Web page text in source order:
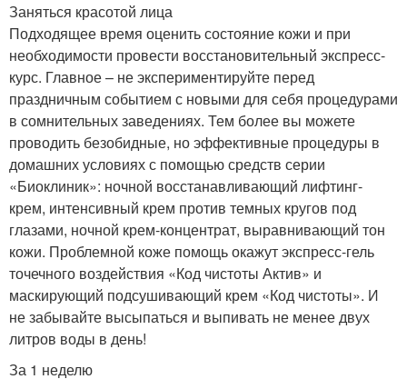
Заняться красотой лица
Подходящее время оценить состояние кожи и при
необходимости провести восстановительный экспресс-
курс. Главное – не экспериментируйте перед
праздничным событием с новыми для себя процедурами
в сомнительных заведениях. Тем более вы можете
проводить безобидные, но эффективные процедуры в
домашних условиях с помощью средств серии
«Биоклиник»: ночной восстанавливающий лифтинг-
крем, интенсивный крем против темных кругов под
глазами, ночной крем-концентрат, выравнивающий тон
кожи. Проблемной коже помощь окажут экспресс-гель
точечного воздействия «Код чистоты Актив» и
маскирующий подсушивающий крем «Код чистоты». И
не забывайте высыпаться и выпивать не менее двух
литров воды в день!
За 1 неделю